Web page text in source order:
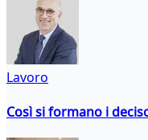
Lavoro
Così si formano i